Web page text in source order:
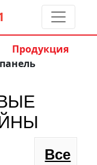
797-35-59
звоните с 10 до 19 пн-сб
Обратный звонок
Продукция
Все